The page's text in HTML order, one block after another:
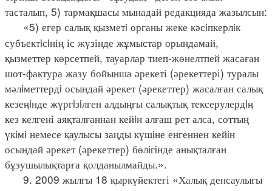
тасталып, 5) тармақшасы мынадай редакцияда жазылсын:
«5) егер салық қызметi органы жеке кәсiпкерлiк
субъектiсiнің іс жүзінде жұмыстар орындамай,
қызметтер көрсетпей, тауарлар тиеп-жөнелтпей жасаған
шот-фактура жазу бойынша әрекеті (әрекеттері) туралы
мәлiметтердi осындай әрекет (әрекеттер) жасалған салық
кезеңiнде жүргiзiлген алдыңғы салықтық тексерулердiң
кез келгені аяқталғаннан кейiн алғаш рет алса, соттың
үкiмi немесе қаулысы заңды күшiне енгеннен кейiн
осындай әрекет (әрекеттер) бөлiгiнде анықталған
бұзушылықтарға қолданылмайды.».
9. 2009 жылғы 18 қыркүйектегі «Халық денсаулығы